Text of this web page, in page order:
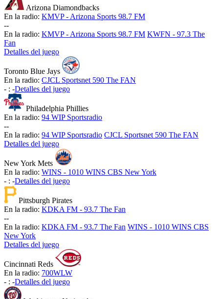
Arizona Diamondbacks
En la radio: KMVP - Arizona Sports 98.7 FM
--
En la radio: KMVP - Arizona Sports 98.7 FM KWFN - 97.3 The
Fan
Detalles del juego
Toronto Blue Jays
En la radio: CJCL Sportsnet 590 The FAN
- : -Detalles del juego
Philadelphia Phillies
En la radio: 94 WIP Sportsradio
--
En la radio: 94 WIP Sportsradio CJCL Sportsnet 590 The FAN
Detalles del juego
New York Mets
En la radio: WINS - 1010 WINS CBS New York
- : -Detalles del juego
Pittsburgh Pirates
En la radio: KDKA FM - 93.7 The Fan
--
En la radio: KDKA FM - 93.7 The Fan WINS - 1010 WINS CBS
New York
Detalles del juego
Cincinnati Reds
En la radio: 700WLW
- : -Detalles del juego